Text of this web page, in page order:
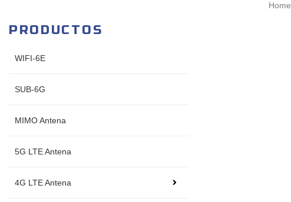
Home
PRODUCTOS
WIFI-6E
SUB-6G
MIMO Antena
5G LTE Antena
4G LTE Antena